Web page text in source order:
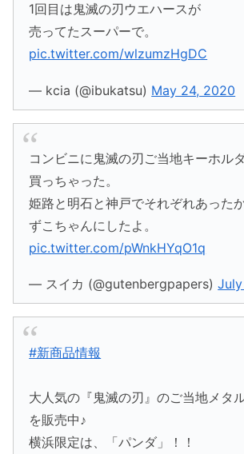
1回目は鬼滅の刃ウエハースが
売ってたスーパーで。
pic.twitter.com/wlzumzHgDC
— kcia (@ibukatsu) May 24, 2020
コンビニに鬼滅の刃ご当地キーホル
買っちゃった。
姫路と明石と神戸でそれぞれあった
ずこちゃんにしたよ。
pic.twitter.com/pWnkHYqO1q
— スイカ (@gutenbergpapers)
#新商品情報
大人気の『鬼滅の刃』のご当地メタ
を販売中♪
横浜限定は、「パンダ」！！